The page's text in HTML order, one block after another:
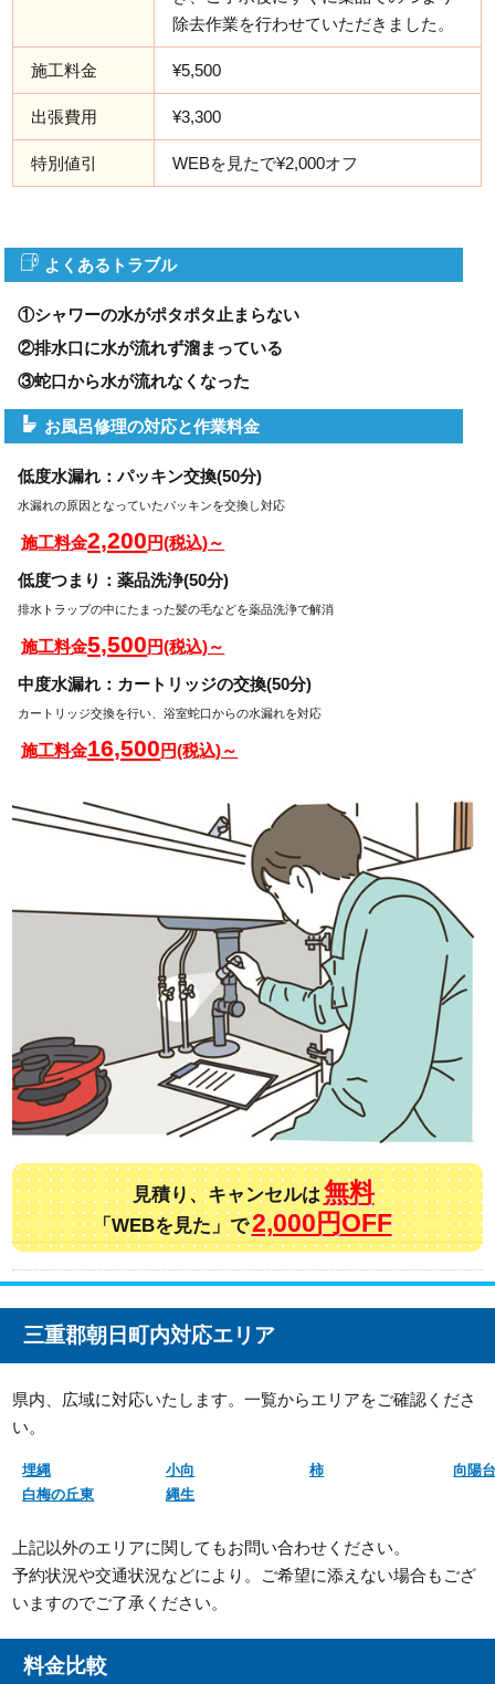
除去作業を行わせていただきました。
施工料金 ¥5,500
出張費用 ¥3,300
特別値引 WEBを見たで¥2,000オフ
よくあるトラブル
①シャワーの水がポタポタ止まらない
②排水口に水が流れず溜まっている
③蛇口から水が流れなくなった
お風呂修理の対応と作業料金
低度水漏れ：パッキン交換(50分)
水漏れの原因となっていたパッキンを交換し対応
施工料金2,200円(税込)～
低度つまり：薬品洗浄(50分)
排水トラップの中にたまった髪の毛などを薬品洗浄で解消
施工料金5,500円(税込)～
中度水漏れ：カートリッジの交換(50分)
カートリッジ交換を行い、浴室蛇口からの水漏れを対応
施工料金16,500円(税込)～
見積り、キャンセルは 無料
「WEBを見た」で2,000円OFF
三重郡朝日町内対応エリア
県内、広域に対応いたします。一覧からエリアをご確認くださ
い。
埋縄 小向 柿
向陽
白梅の丘東
縄生
上記以外のエリアに関してもお問い合わせください。
予約状況や交通状況などにより。ご希望に添えない場合もござ
いますのでご了承ください。
料金比較